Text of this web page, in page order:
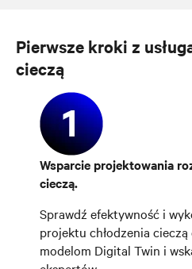
Pierwsze kroki z
cieczą
Wsparcie projektowania
cieczą.
Sprawdź efektywność i
projektu chłodzenia cieczą
modelom Digital Twin i